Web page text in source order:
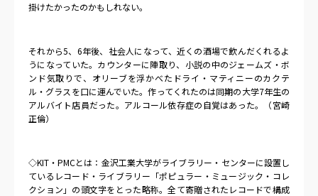
掛けたかったのかもしれない。
それから5、 6年後、社会人になって、近くの酒場で飲んだくれるよ
うになっていた。カウンターに陣取り、小説の中のジェームズ・ボ
ンド気取りで、オリーブを浮かべたドライ・マティニーのカクテ
ル・グラスを口に運んでいた。作ってくれたのは同期の大学7年生の
アルバイト店員だった。アルコール依存症の自覚はあった。（宮崎
正倫）
◇KIT ・PMCとは：金沢工業大学がライブラリー・センターに設置し
ているレコード・ライブラリー「ポピュラー・ミュージック・コレ
クション」の頭文字をとった略称。全て寄贈されたレコードで構成